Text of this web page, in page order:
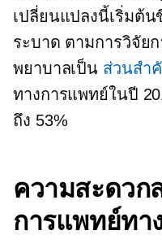
เปลี่ยนแปลงนี้เริ่มต้
ระบาด ตามการวิจัย
พยาบาลเป็น ส่วนสำ
ทางการแพทย์ในปี
ถึง 53%
ความสะดวก
การแพทย์ทา